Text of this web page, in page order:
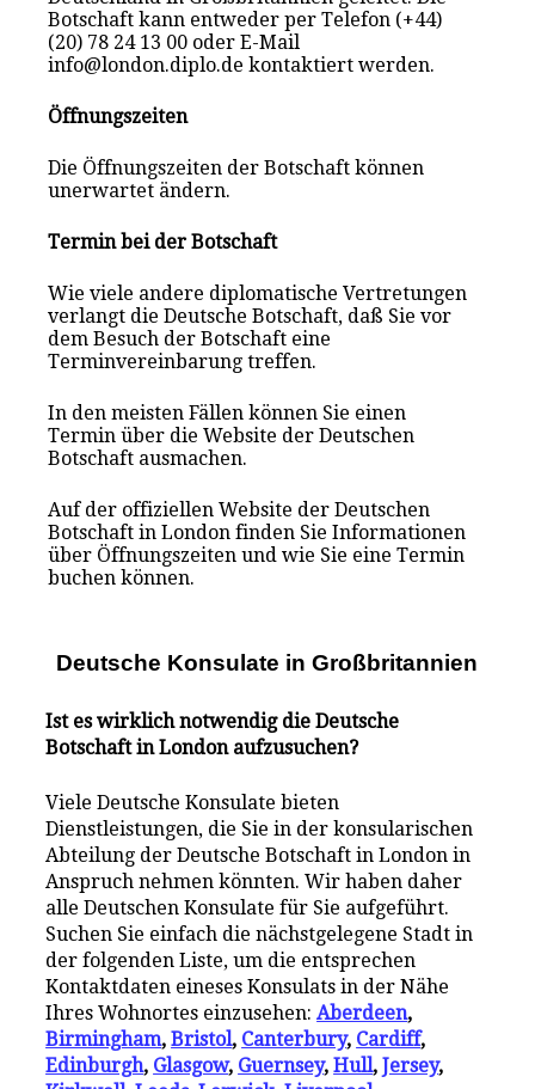
Botschaft kann entweder per Telefon (+44)
(20) 78 24 13 00 oder E-Mail
info@london.diplo.de kontaktiert werden.
Öffnungszeiten
Die Öffnungszeiten der Botschaft können
unerwartet ändern.
Termin bei der Botschaft
Wie viele andere diplomatische Vertretungen
verlangt die Deutsche Botschaft, daß Sie vor
dem Besuch der Botschaft eine
Terminvereinbarung treffen.
In den meisten Fällen können Sie einen
Termin über die Website der Deutschen
Botschaft ausmachen.
Auf der offiziellen Website der Deutschen
Botschaft in London finden Sie Informationen
über Öffnungszeiten und wie Sie eine Termin
buchen können.
Deutsche Konsulate in Großbritannien
Ist es wirklich notwendig die Deutsche
Botschaft in London aufzusuchen?
Viele Deutsche Konsulate bieten
Dienstleistungen, die Sie in der konsularischen
Abteilung der Deutsche Botschaft in London in
Anspruch nehmen könnten. Wir haben daher
alle Deutschen Konsulate für Sie aufgeführt.
Suchen Sie einfach die nächstgelegene Stadt in
der folgenden Liste, um die entsprechen
Kontaktdaten eineses Konsulats in der Nähe
Ihres Wohnortes einzusehen:Aberdeen,
Birmingham,Bristol, Canterbury, Cardiff,
Edinburgh, Glasgow, Guernsey,Hull,Jersey,